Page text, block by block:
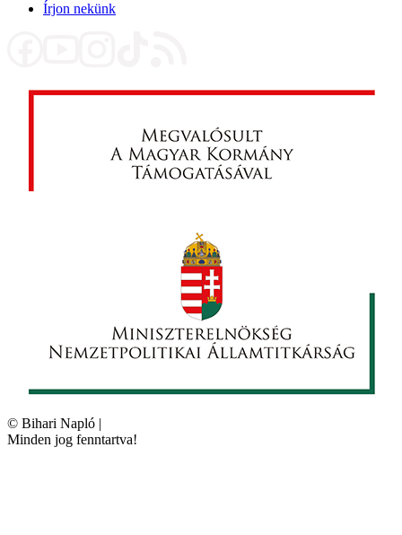
Írjon nekünk
© Bihari Napló |
Minden jog fenntartva!